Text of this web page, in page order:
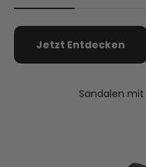
Jetzt Entdecken
Sandalen